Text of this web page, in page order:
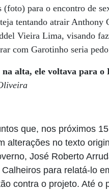
(foto) para o encontro de
tentando atrair
Vieira Lima, visando
com Garotinho seria
alta, ele voltava para o
que, nos próximos
alterações no texto
José Roberto
para relatá-lo
contra o projeto. Até o